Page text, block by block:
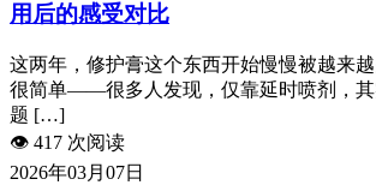
用后的感受对比
这两年，修护膏这个东西开始慢慢被越来
很简单——很多人发现，仅靠延时喷剂，其
题 […]
👁️ 417 次阅读
2026年03月07日